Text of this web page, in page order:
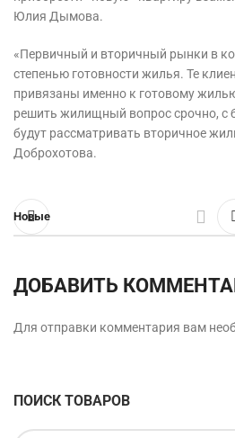
Юлия Дымова.
«Первичный и вторичный рынки в
степенью готовности жилья. Те
привязаны именно к готовому
решить жилищный вопрос срочно, с
будут рассматривать вторичное
Доброхотова.
Новые
ДОБАВИТЬ
Для отправки комментария вам
ПОИСК ТОВАРОВ